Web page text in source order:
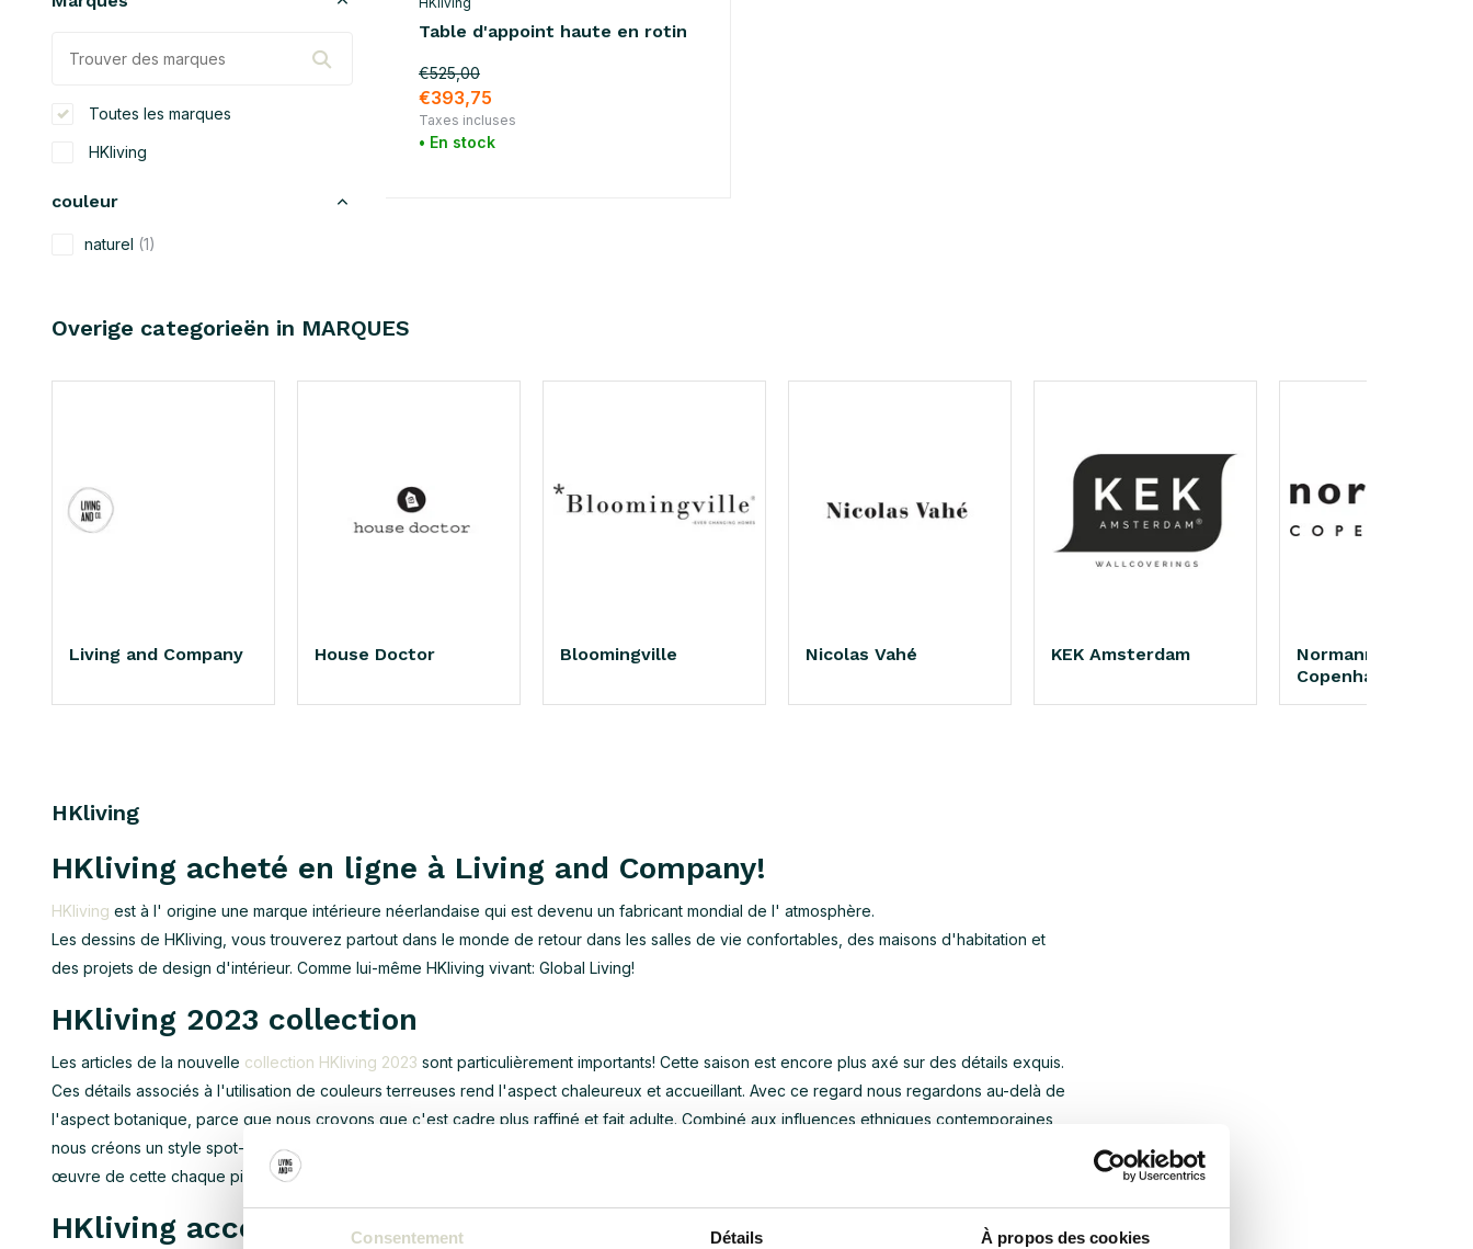
Consentement Détails À propos des cookies
Toutes les marques
HKliving
couleur
naturel (1)
rotin(1)
Table d'appoint haute en rotin
€525,00
€393,75
Taxes incluses
• En stock
Overige categorieën in MARQUES
Living and Company House Doctor Bloomingville Nicolas Vahé KEK Amsterdam
Normann
Copenhagen
HKliving
HKliving acheté en ligne à Living and Company!
HKliving est à l' origine une marque intérieure néerlandaise qui est devenu un fabricant mondial de l' atmosphère.
Les dessins de HKliving, vous trouverez partout dans le monde de retour dans les salles de vie confortables, des maisons d'habitation et
des projets de design d'intérieur. Comme lui-même HKliving vivant: Global Living!
HKliving 2023 collection
Les articles de la nouvelle collection HKliving 2023 sont particulièrement importants! Cette saison est encore plus axé sur des détails exquis.
Ces détails associés à l'utilisation de couleurs terreuses rend l'aspect chaleureux et accueillant. Avec ce regard nous regardons au-delà de
l'aspect botanique, parce que nous croyons que c'est cadre plus raffiné et fait adulte. Combiné aux influences ethniques contemporaines
nous créons un style spot-on. Le mélange des styles est toujours forte dans cette collection. Nous sommes convaincus que par la mise en
œuvre de cette chaque pièce de votre maison unique et beaucoup de personnalité.
HKliving accessoires pour la maison